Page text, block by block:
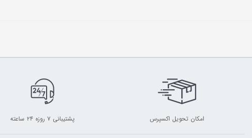
امکان تحویل اکسپرس پشتیبانی ۷ روزه ۲۴ ساعته